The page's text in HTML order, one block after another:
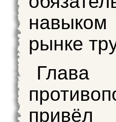
рынке
привёл